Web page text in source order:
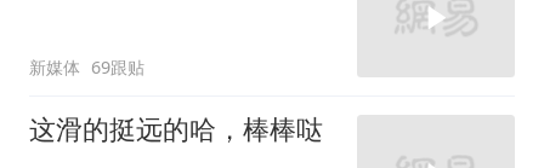
新媒体 69跟贴
这滑的挺远的哈，棒棒哒